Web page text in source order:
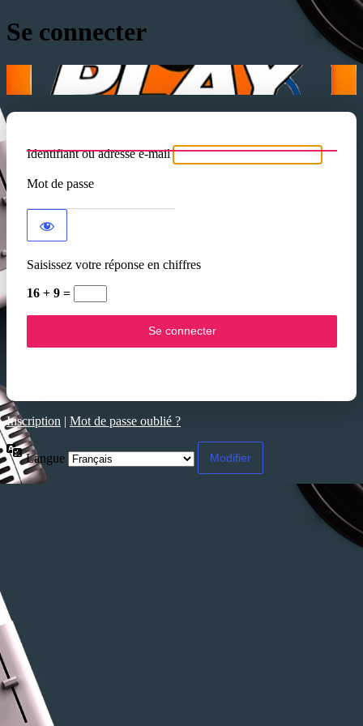
Se connecter
Identifiant ou adresse e-mail
Mot de passe
Saisissez votre réponse en chiffres
16 + 9 =
Inscription | Mot de passe oublié ?
Langue